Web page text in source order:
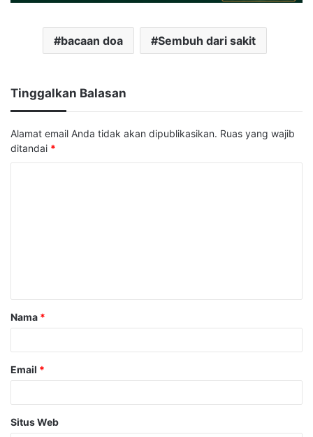
bacaan doa Sembuh dari sakit
Tinggalkan Balasan
Alamat email Anda tidak akan dipublikasikan. Ruas yang wajib
ditandai *
a
r
Nama *
Email *
Situs Web